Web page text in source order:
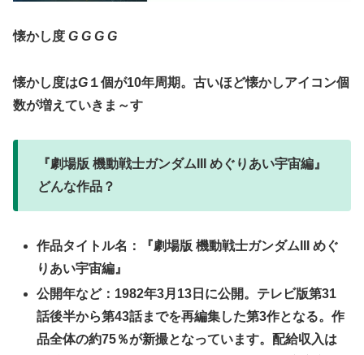
懐かし度 G G G G
懐かし度はG １個が10年周期。古いほど懐かしアイコン個
数が増えていきま～す
『劇場版 機動戦士ガンダムIII めぐりあい宇宙編』
どんな作品？
作品タイトル名：『劇場版 機動戦士ガンダムIII めぐ
りあい宇宙編』
公開年など：1982年3月13日に公開。テレビ版第31
話後半から第43話までを再編集した第3作となる。作
品全体の約75％が新撮となっています。配給収入は